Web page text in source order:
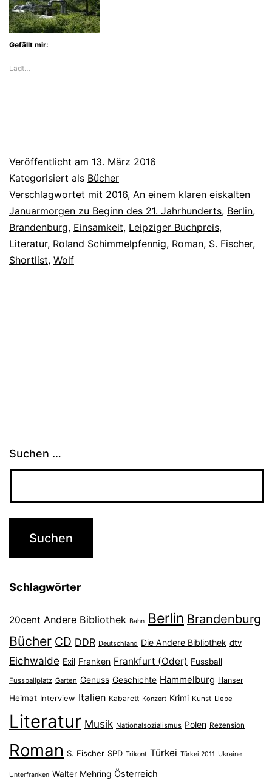
Berlin
und
Gefällt mir:
Lädt…
Veröffentlicht am 13. März 2016
Kategorisiert als Bücher
Verschlagwortet mit 2016, An einem klaren eiskalten
Januarmorgen zu Beginn des 21. Jahrhunderts, Berlin,
Brandenburg, Einsamkeit, Leipziger Buchpreis,
Literatur, Roland Schimmelpfennig, Roman, S. Fischer,
Shortlist, Wolf
Suchen …
Schlagwörter
20cent Andere Bibliothek Bahn Berlin Brandenburg
Bücher CD DDR Deutschland Die Andere Bibliothek dtv
Eichwalde Exil Franken Frankfurt (Oder) Fussball
Fussballplatz Garten Genuss Geschichte Hammelburg Hanser
Heimat Interview Italien Kabarett Konzert Krimi Kunst Liebe
Literatur Musik Nationalsozialismus Polen Rezension
Roman S. Fischer SPD Trikont Türkei Türkei 2011 Ukraine
Unterfranken Walter Mehring Österreich